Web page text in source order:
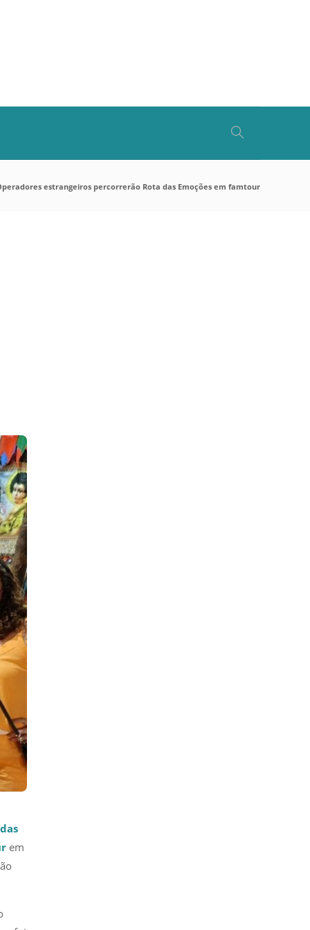
estrangeiros percorrerão Rota das Emoções em famtour
em